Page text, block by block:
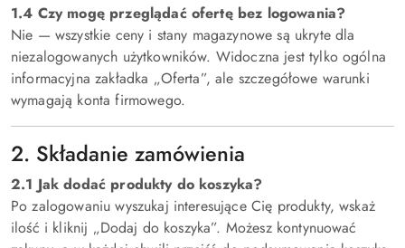
1.4 Czy mogę przeglądać ofertę bez logowania?
Nie — wszystkie ceny i stany magazynowe są ukryte dla
niezalogowanych użytkowników. Widoczna jest tylko ogólna
informacyjna zakładka „Oferta”, ale szczegółowe warunki
wymagają konta firmowego.
2. Składanie zamówienia
2.1 Jak dodać produkty do koszyka?
Po zalogowaniu wyszukaj interesujące Cię produkty, wskaż
ilość i kliknij „Dodaj do koszyka”. Możesz kontynuować